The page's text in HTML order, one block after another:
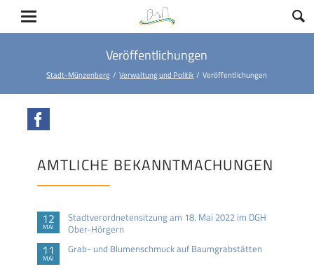
Veröffentlichungen
Stadt-Münzenberg Verwaltung und Politik Veröffentlichungen
AMTLICHE BEKANNTMACHUNGEN
12
MAI
Stadtverordnetensitzung am 18. Mai 2022 im DGH
Ober-Hörgern
11
MAI
Grab- und Blumenschmuck auf Baumgrabstätten